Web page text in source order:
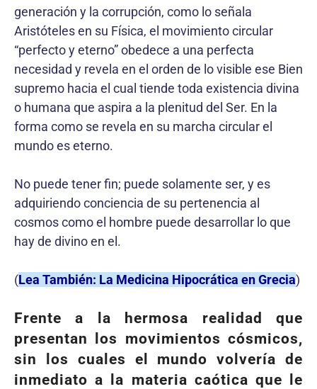
generación y la corrupción, como lo señala
Aristóteles en su Física, el movimiento circular
“perfecto y eterno” obedece a una perfecta
necesidad y revela en el orden de lo visible ese Bien
supremo hacia el cual tiende toda existencia divina
o humana que aspira a la plenitud del Ser. En la
forma como se revela en su marcha circular el
mundo es eterno.
No puede tener fin; puede solamente ser, y es
adquiriendo conciencia de su pertenencia al
cosmos como el hombre puede desarrollar lo que
hay de divino en el.
(Lea También: La Medicina Hipocrática en Grecia)
Frente a la hermosa realidad que
presentan los movimientos cósmicos,
sin los cuales el mundo volvería de
inmediato a la materia caótica que le